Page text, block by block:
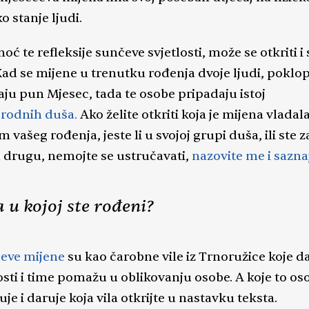
numerologijom, usporednim
kartom otkrivam utjecaj i povezanost duša na
Duša ste Vi, energija koja oživljava tijelo,
i koja nije došla ovdje bez plana, već je odredila
ga. Aura štiti od entiteta i nepoželjnih
što je u normalnim okolnostima dovoljna
stanja u kojima je zaštita oslabljena i to je
nepoželjnih entiteta. Dobri ili loši, ne bi smjeli
probleme. Tumačenjem snova,
pristupom i potrebnim svakodnevnim
približavam kako biste je upoznali,
ću vas kako da prepoznate znakove
stanje ljudi.
te refleksije sunčeve svjetlosti, može se otkriti i
se mijene u trenutku rođenja dvoje ljudi,
pun Mjesec, tada te osobe pripadaju istoj
duša. Ako želite otkriti koja je mijena
vašeg rođenja, jeste li u svojoj grupi duša, ili ste
drugu, nemojte se ustručavati, nazovite me i
u kojoj ste rođeni?
mijene su kao čarobne vile iz Trnoružice koje
i time pomažu u oblikovanju osobe. A koje to
i daruje koja vila otkrijte u nastavku teksta.